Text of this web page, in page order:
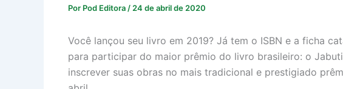
Por Pod Editora / 24 de abril de 2020
Você lançou seu livro em 2019? Já tem o ISBN e a ficha
para participar do maior prêmio do livro brasileiro: o
inscrever suas obras no mais tradicional e prestigiado